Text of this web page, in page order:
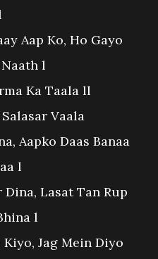
Aap Ko, Ho Gayo
l
Ka Taala ll
Vaala
Aapko Daas Banaa
l
Lasat Tan Rup
l
Jag Mein Diyo